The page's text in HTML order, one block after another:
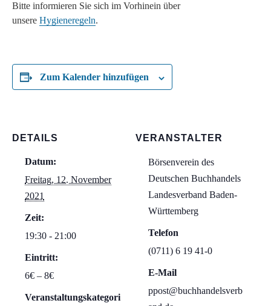
Bitte informieren Sie sich im Vorhinein über
unsere Hygieneregeln.
Zum Kalender hinzufügen
DETAILS
Datum:
Freitag, 12. November
2021
Zeit:
19:30 - 21:00
Eintritt:
6€ – 8€
Veranstaltungskategori
VERANSTALTER
Börsenverein des
Deutschen Buchhandels
Landesverband Baden-
Württemberg
Telefon
(0711) 6 19 41-0
E-Mail
ppost@buchhandelsverb